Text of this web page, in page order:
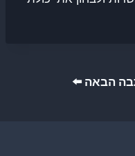
הבאה ⬅️